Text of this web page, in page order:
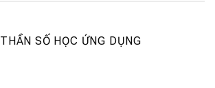
THẦN SỐ HỌC ỨNG DỤNG